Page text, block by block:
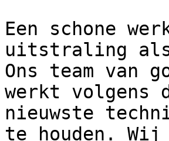
Een schone
uitstraling als
Ons team van
werkt volgens
nieuwste
te houden. Wij